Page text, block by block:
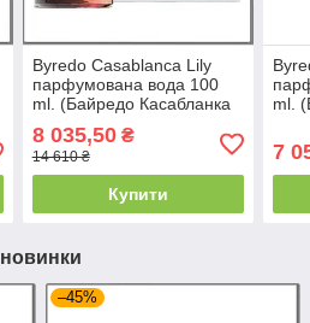
Byredo Casablanca Lily
парфумована вода 100
ml. (Байредо Касабланка
Лили)
8 035,50₴
14 610 ₴
Купити
ml.
7
новинки
–45%